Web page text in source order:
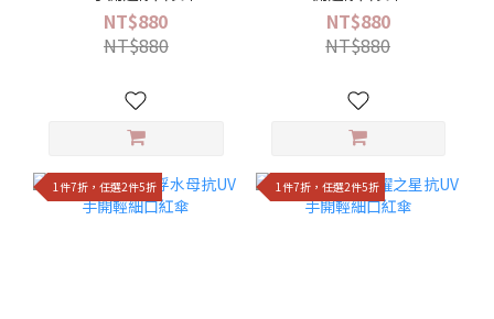
NT$880
NT$880
NT$880
NT$880
1件7折，任選2件5折 1件7折，任選2件5折